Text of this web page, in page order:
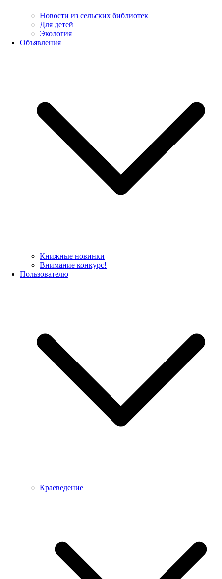
Новости из сельских библиотек
Для детей
Экология
Объявления
Книжные новинки
Внимание конкурс!
Пользователю
Краеведение